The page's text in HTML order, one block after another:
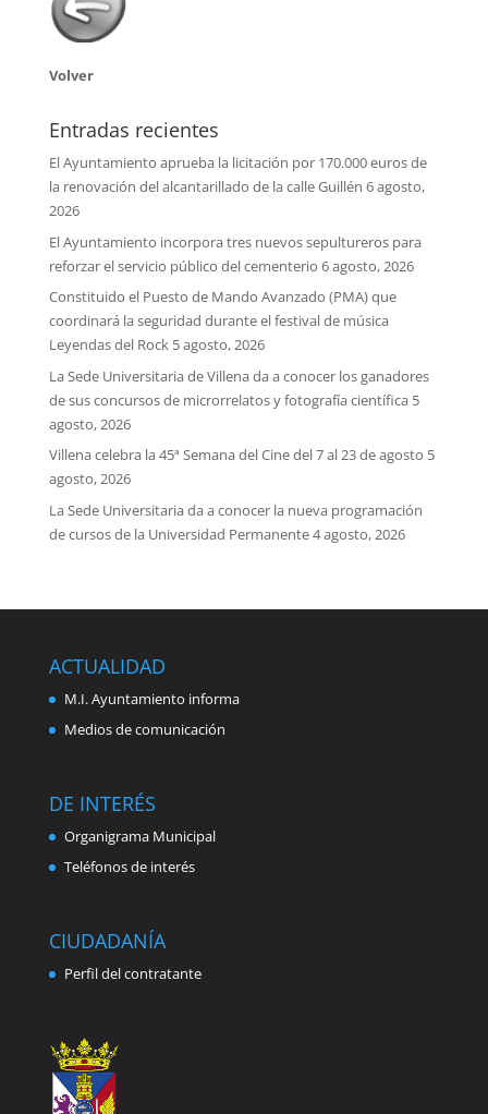
Volver
Entradas recientes
El Ayuntamiento aprueba la licitación por 170.000 euros de
la renovación del alcantarillado de la calle Guillén 6 agosto,
2026
El Ayuntamiento incorpora tres nuevos sepultureros para
reforzar el servicio público del cementerio 6 agosto, 2026
Constituido el Puesto de Mando Avanzado (PMA) que
coordinará la seguridad durante el festival de música
Leyendas del Rock 5 agosto, 2026
La Sede Universitaria de Villena da a conocer los ganadores
de sus concursos de microrrelatos y fotografía científica 5
agosto, 2026
Villena celebra la 45ª Semana del Cine del 7 al 23 de agosto 5
agosto, 2026
La Sede Universitaria da a conocer la nueva programación
de cursos de la Universidad Permanente4 agosto, 2026
ACTUALIDAD
M.I. Ayuntamiento informa
Medios de comunicación
DE INTERÉS
Organigrama Municipal
Teléfonos de interés
CIUDADANÍA
Perfil del contratante